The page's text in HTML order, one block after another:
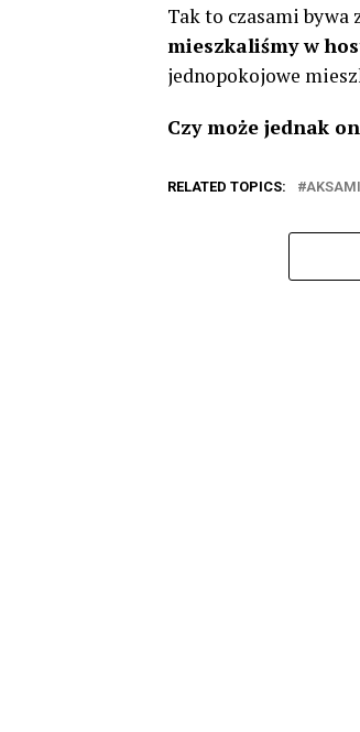
Tak to czasami bywa
mieszkaliśmy w
jednopokojowe
Czy może jednak
RELATED TOPICS: